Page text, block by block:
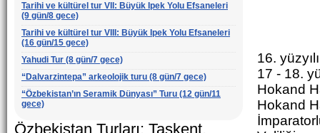
Tarihi ve kültürel tur VII: Büyük Ipek Yolu Efsaneleri
(9 gün/8 gece)
Tarihi ve kültürel tur VIII: Büyük Ipek Yolu Efsaneleri
(16 gün/15 gece)
Yahudi Tur (8 gün/7 gece)
“Dalvarzintepa” arkeolojik turu (8 gün/7 gece)
“Özbekistan’ın Seramik Dünyası” Turu (12 gün/11
gece)
Özbekistan Turları: Taşkent,
16.
17 - 18.
Hokand
Hokand